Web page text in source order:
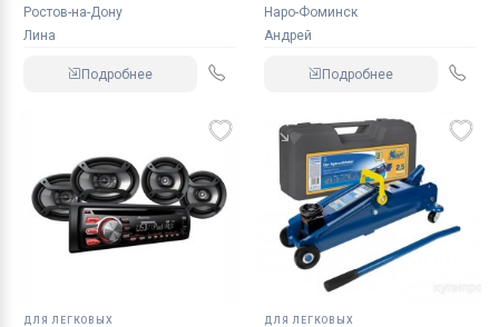
Ростов-на-Дону
Лина
Подробнее
Наро-Фоминск
Андрей
Подробнее
ДЛЯ ЛЕГКОВЫХ ДЛЯ ЛЕГКОВЫХ